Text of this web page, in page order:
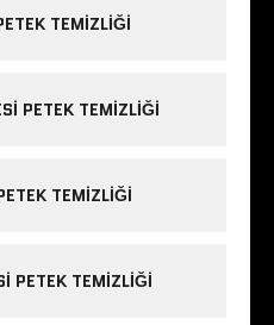
TEMIZLIĞI
PETEK TEMIZLIĞI
TEMIZLIĞI
PETEK TEMIZLIĞI